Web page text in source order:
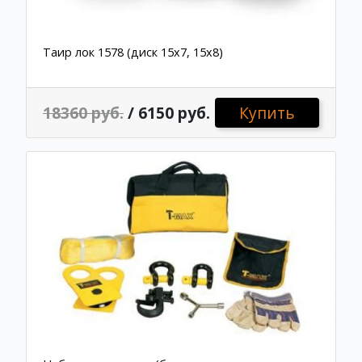
Таир лок 1578 (диск 15x7, 15х8)
18360 руб./ 6150 руб. Купить